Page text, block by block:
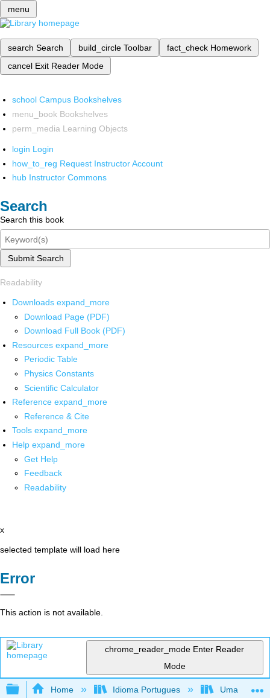
menu
search Search build_circle Toolbar fact_check Homework
cancel Exit Reader Mode
school Campus Bookshelves
menu_book Bookshelves
perm_media Learning Objects
login Login
how_to_reg Request Instructor Account
hub Instructor Commons
Search
Search this book
Submit Search
Readability
Downloads expand_more
Download Page (PDF)
Download Full Book (PDF)
Resources expand_more
Periodic Table
Physics Constants
Scientific Calculator
Reference expand_more
Reference & Cite
Tools expand_more
Help expand_more
Get Help
Feedback
Readability
x
selected template will load here
Error
This action is not available.
chrome_reader_mode Enter Reader
Mode
Expand/collapse global hierarchy
Home Idioma Portugues Uma